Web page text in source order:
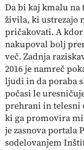
Da bi kaj kmalu
živila, ki ustrezajo
pričakovati. A
nakupoval bolj
več. Zadnja
2016 je namreč
ljudi in da poraba
počasi le
prehrani in telesni
ki ga promovira
je zasnova portala
sodelovanjem